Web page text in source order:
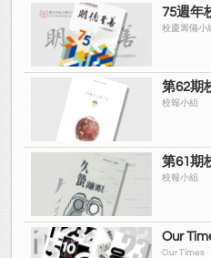
75週年
校慶籌備小
第62期
校報小組
第61期
校報小組
Our
Our Times